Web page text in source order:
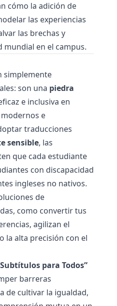
cómo la adición de
las experiencias
las brechas y
mundial en el campus.
simplemente
son una piedra
e inclusiva en
e
traducciones
sensible, las
que cada estudiante
con discapacidad
ingleses no nativos.
de
como convertir tus
, agilizan el
la alta precisión con el
para Todos”
barreras
de cultivar la igualdad,